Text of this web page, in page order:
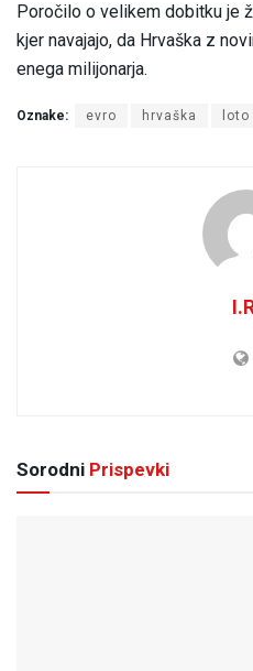
Poročilo o velikem dobitku je
kjer navajajo, da Hrvaška z
enega milijonarja.
Oznake: evro hrvaška loto
Sorodni Prispevki